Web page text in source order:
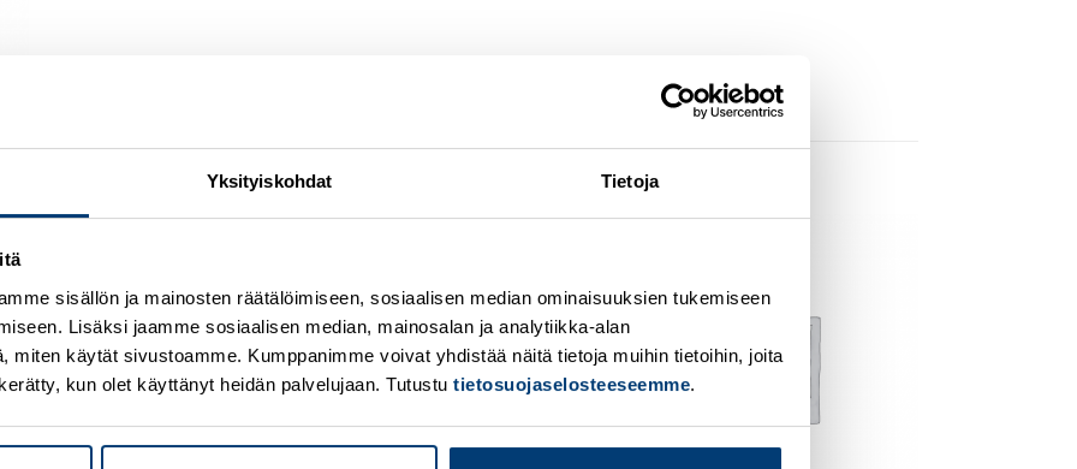
Yksityiskohdat Tietoja
sisällön ja mainosten räätälöimiseen, sosiaalisen median ominaisuuksien tukemiseen
Lisäksi jaamme sosiaalisen median, mainosalan ja analytiikka-alan
miten käytät sivustoamme. Kumppanimme voivat yhdistää näitä tietoja muihin tietoihin, joita
kun olet käyttänyt heidän palvelujaan. Tutustu tietosuojaselosteeseemme.
wishlist
wishlist